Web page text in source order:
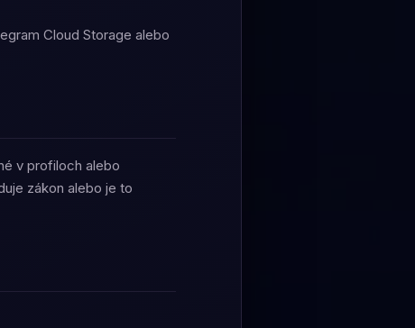
Cloud Storage alebo
v profiloch alebo
zákon alebo je to